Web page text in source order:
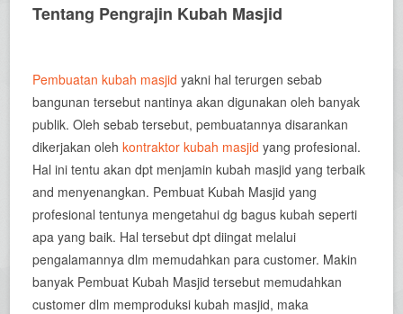
Tentang Pengrajin Kubah Masjid
Pembuatan kubah masjid yakni hal terurgen sebab
bangunan tersebut nantinya akan digunakan oleh banyak
publik. Oleh sebab tersebut, pembuatannya disarankan
dikerjakan olehkontraktor kubah masjid yang profesional.
Hal ini tentu akan dpt menjamin kubah masjid yang terbaik
and menyenangkan. Pembuat Kubah Masjid yang
profesional tentunya mengetahui dg bagus kubah seperti
apa yang baik. Hal tersebut dpt diingat melalui
pengalamannya dlm memudahkan para customer. Makin
banyak Pembuat Kubah Masjid tersebut memudahkan
customer dlm memproduksi kubah masjid, maka